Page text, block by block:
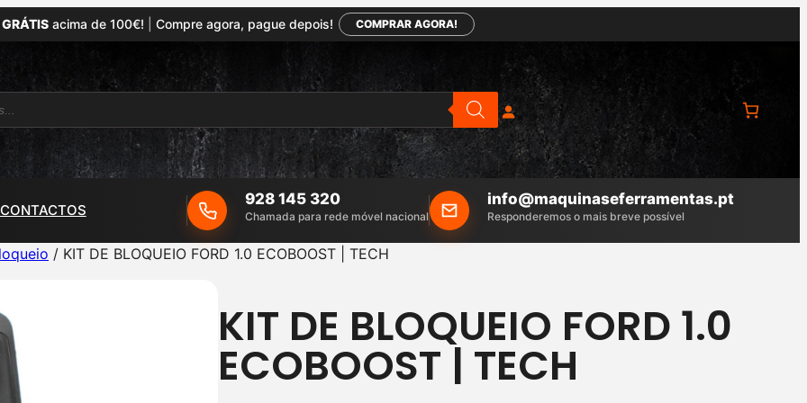
acima de 100€! Compre agora, pague depois! COMPRAR AGORA!
CONTACTOS
928 145 320
Chamada para rede móvel nacional
info@maquinaseferramentas.pt
Responderemos o mais breve possível
/ KIT DE BLOQUEIO FORD 1.0 ECOBOOST | TECH
KIT DE BLOQUEIO FORD 1.0
ECOBOOST | TECH